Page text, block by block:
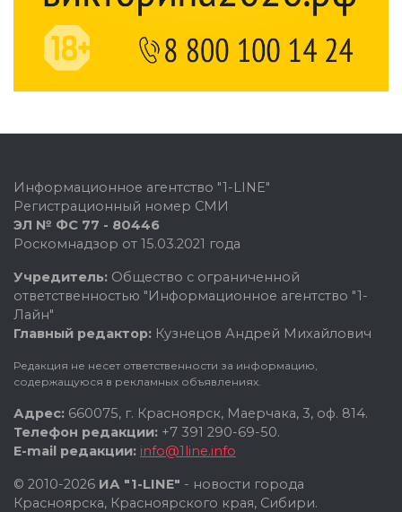
Информационное агентство "1-LINE"
Регистрационный номер СМИ
ЭЛ № ФС 77 - 80446
Роскомнадзор от 15.03.2021 года
Учредитель: Общество с ограниченной
ответственностью "Информационное агентство "1-
Лайн"
Главный редактор: Кузнецов Андрей Михайлович
Редакция не несет ответственности за информацию,
содержащуюся в рекламных объявлениях.
Адрес: 660075, г. Красноярск, Маерчака, 3, оф. 814.
Телефон редакции: +7 391 290-69-50.
E-mail редакции: info@1line.info
© 2010-2026 ИА "1-LINE" - новости города
Красноярска, Красноярского края, Сибири.